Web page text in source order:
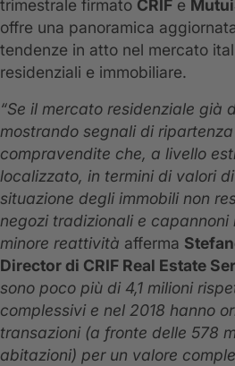
trimestrale firmato CRIF e
offre una panoramica
tendenze in atto nel mercato
residenziali e immobiliare.
“Se il mercato residenziale già
mostrando segnali di
compravendite che, a livello
localizzato, in termini di valori
situazione degli immobili non
negozi tradizionali e
minore reattività afferma
Director di CRIF Real Estate
sono poco più di 4,1 milioni
complessivi e nel 2018 hanno
transazioni (a fronte delle 578
abitazioni) per un valore